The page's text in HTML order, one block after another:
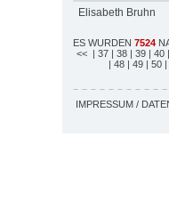
Elisabeth Bruhn
ES WURDEN 7524
<< | 37 | 38 | 39 | 40
| 48 | 49 | 50 |
IMPRESSUM /